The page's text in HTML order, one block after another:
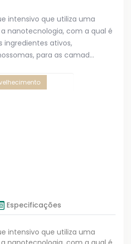
intensivo que utiliza uma
nanotecnologia, com a qual é
ingredientes ativos,
para as camad...
Especificações
intensivo que utiliza uma